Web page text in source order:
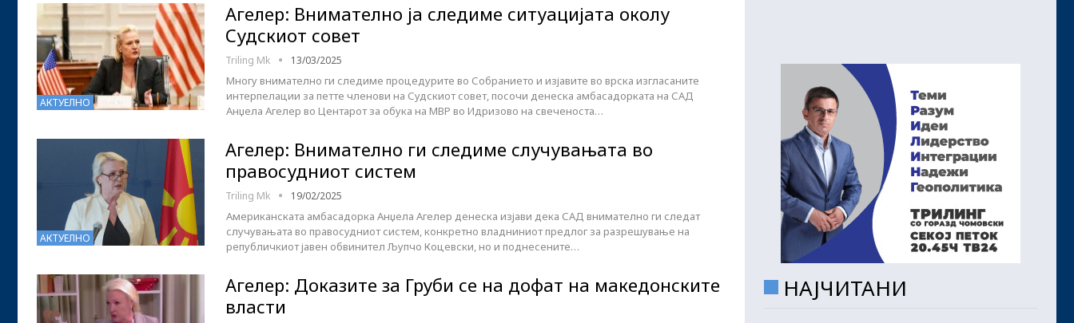
АКТУЕЛНО
Агелер: Внимателно ја следиме ситуацијата околу
Судскиот совет
Triling Mk 13/03/2025
Многу внимателно ги следиме процедурите во Собранието и изјавите во врска изгласаните
интерпелации за петте членови на Судскиот совет, посочи денеска амбасадорката на САД
Анџела Агелер во Центарот за обука на МВР во Идризово на свеченоста…
АКТУЕЛНО
Агелер: Внимателно ги следиме случувањата во
правосудниот систем
Triling Mk 19/02/2025
Американската амбасадорка Анџела Агелер денеска изјави дека САД внимателно ги следат
случувањата во правосудниот систем, конкретно владниниот предлог за разрешување на
републичкиот јавен обвинител Љупчо Коцевски, но и поднесените…
Агелер: Доказите за Груби се на дофат на македонските
власти
НАЈЧИТАНИ